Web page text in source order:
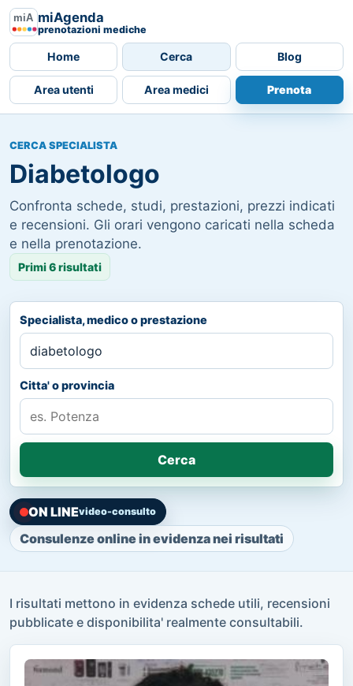
miAgenda
prenotazioni mediche
Home Cerca Blog
Area utenti Area medici Prenota
CERCA SPECIALISTA
Diabetologo
Confronta schede, studi, prestazioni, prezzi indicati
e recensioni. Gli orari vengono caricati nella scheda
e nella prenotazione.
Primi 6 risultati
Specialista, medico o prestazione
Citta' o provincia
Cerca
ON LINEvideo-consulto
Consulenze online in evidenza nei risultati
I risultati mettono in evidenza schede utili, recensioni
pubblicate e disponibilita' realmente consultabili.